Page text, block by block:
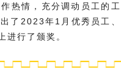
热情，充分调动员工的工
了2023年1月优秀员工、
进行了颁奖。